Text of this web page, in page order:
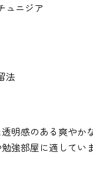
ニジア
法
明感のある爽やか
強部屋に適してい